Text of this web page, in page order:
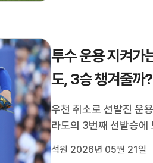
투수 운용 지켜가
도, 3승 챙겨줄까?
우천 취소로 선발진 운
라도의 3번째 선발승에
드 후라도를 선발로 '
석원 2026년 05월 21일